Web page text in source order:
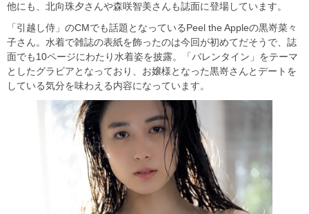
他にも、北向珠夕さんや森咲智美さんも誌面に登場しています。
「引越し侍」のCMでも話題となっているPeel the Appleの黒嵜菜々
子さん。水着で雑誌の表紙を飾ったのは今回が初めてだそうで、誌
面でも10ページにわたり水着姿を披露。「バレンタイン」をテーマ
としたグラビアとなっており、お嬢様となった黒嵜さんとデートを
している気分を味わえる内容になっています。